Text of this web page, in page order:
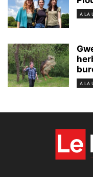
A LA
A LA